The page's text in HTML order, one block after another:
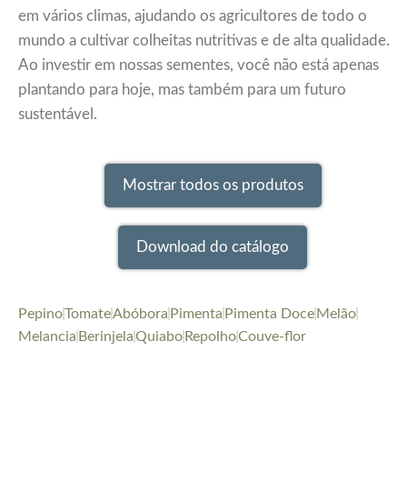
em vários climas, ajudando os agricultores de todo o
mundo a cultivar colheitas nutritivas e de alta qualidade.
Ao investir em nossas sementes, você não está apenas
plantando para hoje, mas também para um futuro
sustentável.
Mostrar todos os produtos
Download do catálogo
PepinoTomateAbóbora Pimenta Pimenta DoceMelão
Melancia BerinjelaQuiaboRepolhoCouve-flor